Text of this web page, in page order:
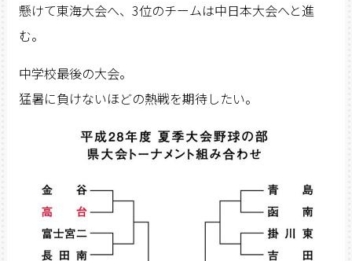
懸けて東海大会へ、3位のチームは中日本大会へと進
む。
中学校最後の大会。
猛暑に負けないほどの熱戦を期待したい。